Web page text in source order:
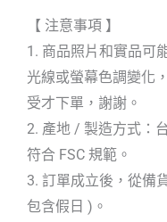
【 注意事項 】
1. 商品照片和實品可
光線或螢幕色調變化
受才下單，謝謝。
2. 產地 / 製造方式：
符合 FSC 規範。
3. 訂單成立後，從備
包含假日 )。